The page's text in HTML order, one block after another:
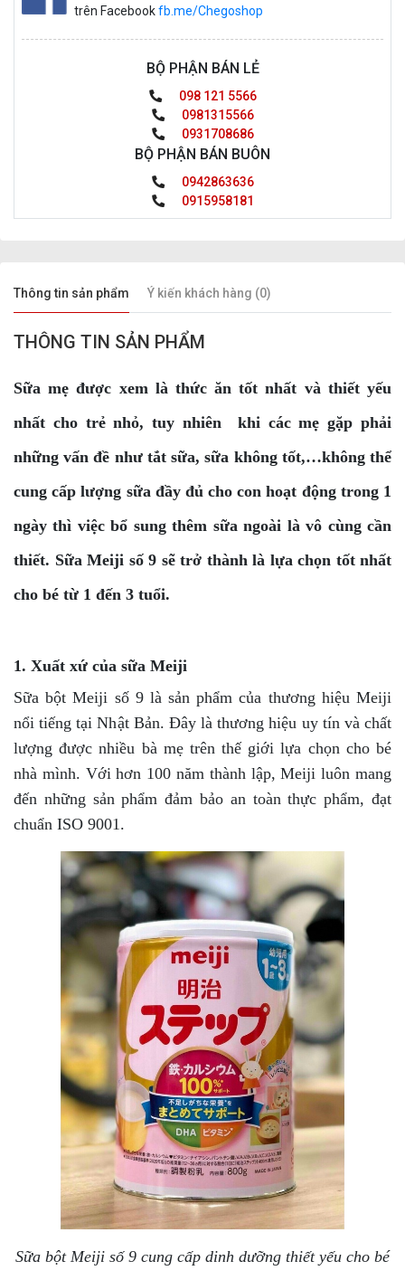
trên Facebookfb.me/Chegoshop
BỘ PHẬN BÁN LẺ
098 121 5566
0981315566
0931708686
BỘ PHẬN BÁN BUÔN
0942863636
0915958181
Thông tin sản phẩm Ý kiến khách hàng (0)
THÔNG TIN SẢN PHẨM
Sữa mẹ được xem là thức ăn tốt nhất và thiết yếu
nhất cho trẻ nhỏ, tuy nhiên khi các mẹ gặp phải
những vấn đề như tắt sữa, sữa không tốt,…không thể
cung cấp lượng sữa đầy đủ cho con hoạt động trong 1
ngày thì việc bổ sung thêm sữa ngoài là vô cùng cần
thiết. Sữa Meiji số 9 sẽ trở thành là lựa chọn tốt nhất
cho bé từ 1 đến 3 tuổi.
1. Xuất xứ của sữa Meiji
Sữa bột Meiji số 9 là sản phẩm của thương hiệu Meiji
nổi tiếng tại Nhật Bản. Đây là thương hiệu uy tín và chất
lượng được nhiều bà mẹ trên thế giới lựa chọn cho bé
nhà mình. Với hơn 100 năm thành lập, Meiji luôn mang
đến những sản phẩm đảm bảo an toàn thực phẩm, đạt
chuẩn ISO 9001.
Sữa bột Meiji số 9 cung cấp dinh dưỡng thiết yếu cho bé